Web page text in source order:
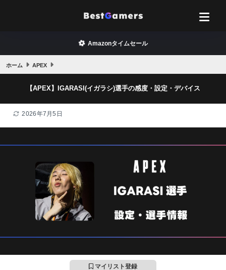
Amazonタイムセール
ホーム APEX
【APEX】IGARASI(イガラシ)選手の感度・設定・デバイス
2026年7月5日
マイリスト登録